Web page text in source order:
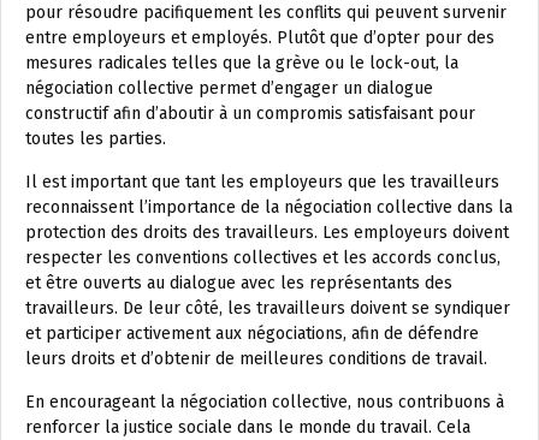
pour résoudre pacifiquement les conflits qui peuvent survenir
entre employeurs et employés. Plutôt que d’opter pour des
mesures radicales telles que la grève ou le lock-out, la
négociation collective permet d’engager un dialogue
constructif afin d’aboutir à un compromis satisfaisant pour
toutes les parties.
Il est important que tant les employeurs que les travailleurs
reconnaissent l’importance de la négociation collective dans la
protection des droits des travailleurs. Les employeurs doivent
respecter les conventions collectives et les accords conclus,
et être ouverts au dialogue avec les représentants des
travailleurs. De leur côté, les travailleurs doivent se syndiquer
et participer activement aux négociations, afin de défendre
leurs droits et d’obtenir de meilleures conditions de travail.
En encourageant la négociation collective, nous contribuons à
renforcer la justice sociale dans le monde du travail. Cela